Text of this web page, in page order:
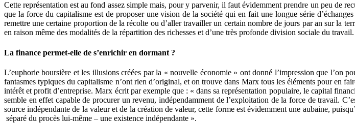
Cette représentation est au fond assez simple mais, pour y parvenir, il faut évidemment prendre un peu de
que la force du capitalisme est de proposer une vision de la société qui en fait une longue série
remettre une certaine proportion de la récolte ou d’aller travailler un certain nombre de jours par an sur la
en raison même des modalités de la répartition des richesses et d’une très profonde division sociale du travail.
La finance permet-elle de s’enrichir en dormant ?
L’euphorie boursière et les illusions créées par la « nouvelle économie » ont donné l’impression que l’on
fantasmes typiques du capitalisme n’ont rien d’original, et on trouve dans Marx tous les éléments pour en
intérêt et profit d’entreprise. Marx écrit par exemple que : « dans sa représentation populaire, le capital
semble en effet capable de procurer un revenu, indépendamment de l’exploitation de la force de travail.
source indépendante de la valeur et de la création de valeur, cette forme est évidemment une aubaine,
séparé du procès lui-même – une existence indépendante ».